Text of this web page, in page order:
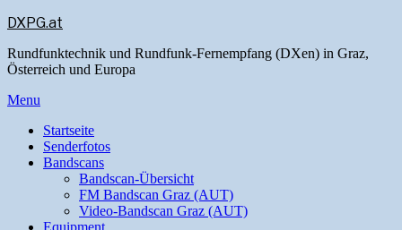
DXPG.at
Rundfunktechnik und Rundfunk-Fernempfang (DXen) in Graz,
Österreich und Europa
Menu
Startseite
Senderfotos
Bandscans
Bandscan-Übersicht
FM Bandscan Graz (AUT)
Video-Bandscan Graz (AUT)
Equipment